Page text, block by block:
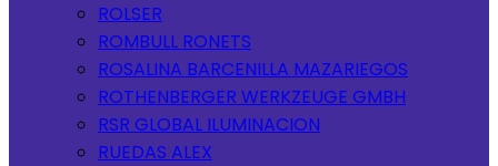
ROLSER
ROMBULL RONETS
ROSALINA BARCENILLA MAZARIEGOS
ROTHENBERGER WERKZEUGE GMBH
RSR GLOBAL ILUMINACION
RUEDAS ALEX